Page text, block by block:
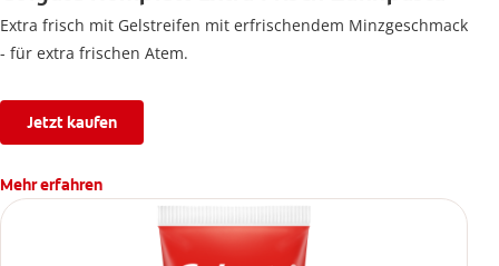
Extra frisch mit Gelstreifen mit erfrischendem Minzgeschmack
- für extra frischen Atem.
Jetzt kaufen
Mehr erfahren